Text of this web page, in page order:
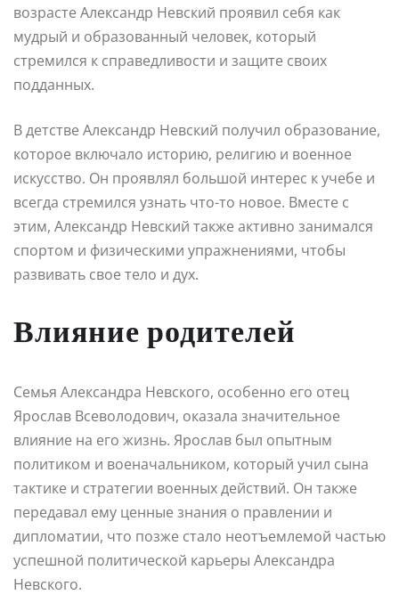
возрасте Александр Невский проявил себя как
мудрый и образованный человек, который
стремился к справедливости и защите своих
подданных.
В детстве Александр Невский получил образование,
которое включало историю, религию и военное
искусство. Он проявлял большой интерес к учебе и
всегда стремился узнать что-то новое. Вместе с
этим, Александр Невский также активно занимался
спортом и физическими упражнениями, чтобы
развивать свое тело и дух.
Влияние родителей
Семья Александра Невского, особенно его отец
Ярослав Всеволодович, оказала значительное
влияние на его жизнь. Ярослав был опытным
политиком и военачальником, который учил сына
тактике и стратегии военных действий. Он также
передавал ему ценные знания о правлении и
дипломатии, что позже стало неотъемлемой частью
успешной политической карьеры Александра
Невского.